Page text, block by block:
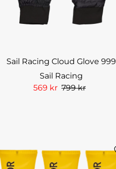
Sail Racing Cloud Glove 999
Sail Racing
569 kr 799 kr